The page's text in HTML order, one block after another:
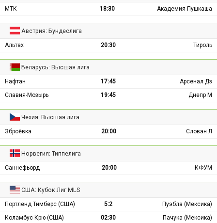
МТК 18:30 Академия Пушкаша
Австрия: Бундеслига
Альтах 20:30 Тироль
Беларусь: Высшая лига
Нафтан 17:45
Арсенал Дз
Славия-Мозырь
19:45 Днепр М
Чехия: Высшая лига
Зброёвка 20:00 Слован Л
Норвегия: Типпелига
Саннефьорд 20:00 КФУМ
США: Кубок Лиг MLS
Портленд Тимберс (США) 5:2
Пуэбла (Мексика)
Коламбус Крю (США)
02:30
Пачука (Мексика)